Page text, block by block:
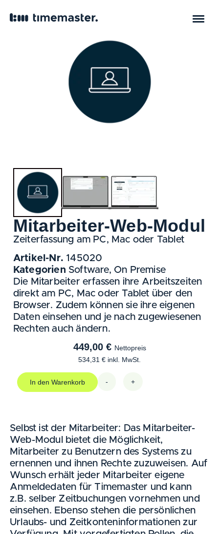
Mitarbeiter-Web-Modul
Zeiterfassung am PC, Mac oder Tablet
Artikel-Nr. 145020
Kategorien Software, On Premise
Die Mitarbeiter erfassen ihre Arbeitszeiten
direkt am PC, Mac oder Tablet über den
Browser. Zudem können sie ihre eigenen
Daten einsehen und je nach zugewiesenen
Rechten auch ändern.
449,00 € Nettopreis
534,31 € inkl. MwSt.
- +
In den Warenkorb
Selbst ist der Mitarbeiter: Das Mitarbeiter-
Web-Modul bietet die Möglichkeit,
Mitarbeiter zu Benutzern des Systems zu
ernennen und ihnen Rechte zuzuweisen. Auf
Wunsch erhält jeder Mitarbeiter eigene
Anmeldedaten für Timemaster und kann
z.B. selber Zeitbuchungen vornehmen und
einsehen. Ebenso stehen die persönlichen
Urlaubs- und Zeitkonteninformationen zur